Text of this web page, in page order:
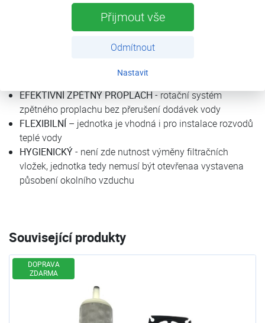
Přijmout vše
Odmítnout
Nastavit
- bez nákladných výměn filtračních
vložek a malá spotřeba vody během krátkého intervalu
EFEKTIVNÍ ZPĚTNÝ PROPLACH- rotační systém
zpětného proplachu bez přerušení dodávek vody
FLEXIBILNÍ– jednotka je vhodná i pro instalace rozvodů
teplé vody
HYGIENICKÝ- není zde nutnost výměny filtračních
vložek, jednotka tedy nemusí být otevřenaa vystavena
působení okolního vzduchu
Související produkty
DOPRAVA
ZDARMA